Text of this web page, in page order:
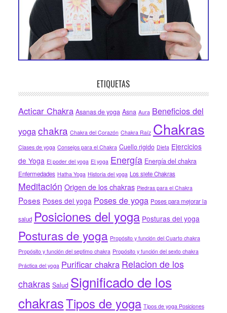
ETIQUETAS
Acticar Chakra Asanas de yoga Asna Aura Beneficios del
yogachakra Chakra del Corazón Chakra Raíz Chakras
Clases de yoga Consejos para el Chakra Cuello rigido Dieta Ejercicios
de Yoga El poder del yoga El yoga Energía Energía del chakra
Enfermedades Hatha Yoga Historia del yoga Los siete Chakras
Meditación Origen de los chakras Piedras para el Chakra
Poses Poses del yoga Poses de yoga Poses para mejorar la
salud Posiciones del yoga Posturas del yoga
Posturas de yoga Propósito y función del Cuarto chakra
Propósito y función del septimo chakra Propósito y función del sexto chakra
Práctica del yoga Purificar chakra Relacion de los
chakras Salud Significado de los
chakrasTipos de yoga Tipos de yoga Posiciones